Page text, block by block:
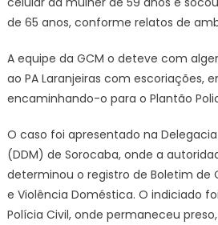
de 65 anos, conforme relatos de
A equipe da GCM o deteve com
ao PA Laranjeiras com escoriações,
encaminhando-o para o Plantão
O caso foi apresentado na
(DDM) de Sorocaba, onde a
determinou o registro de Boletim de
e Violência Doméstica. O indiciado
Polícia Civil, onde permaneceu